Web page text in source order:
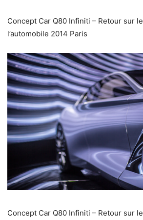
Concept Car Q80 Infiniti – Retour sur le
l’automobile 2014 Paris
Concept Car Q80 Infiniti – Retour sur le